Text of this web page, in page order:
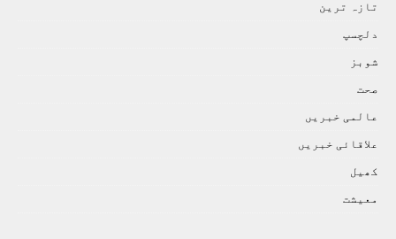
تازہ ترين
دلچسپ
شوبز
صحت
عالمی خبريں
علاقائی خبريں
کھيل
معيشت